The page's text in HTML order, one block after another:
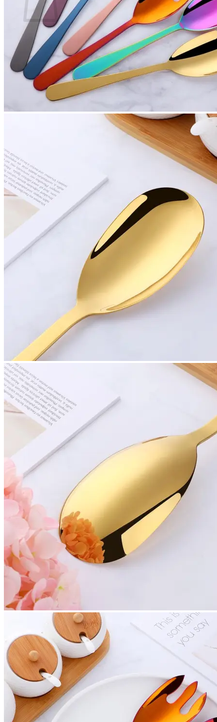
Es befinden sich keine Produkte im Warenkorb.
Zurück zum Shop